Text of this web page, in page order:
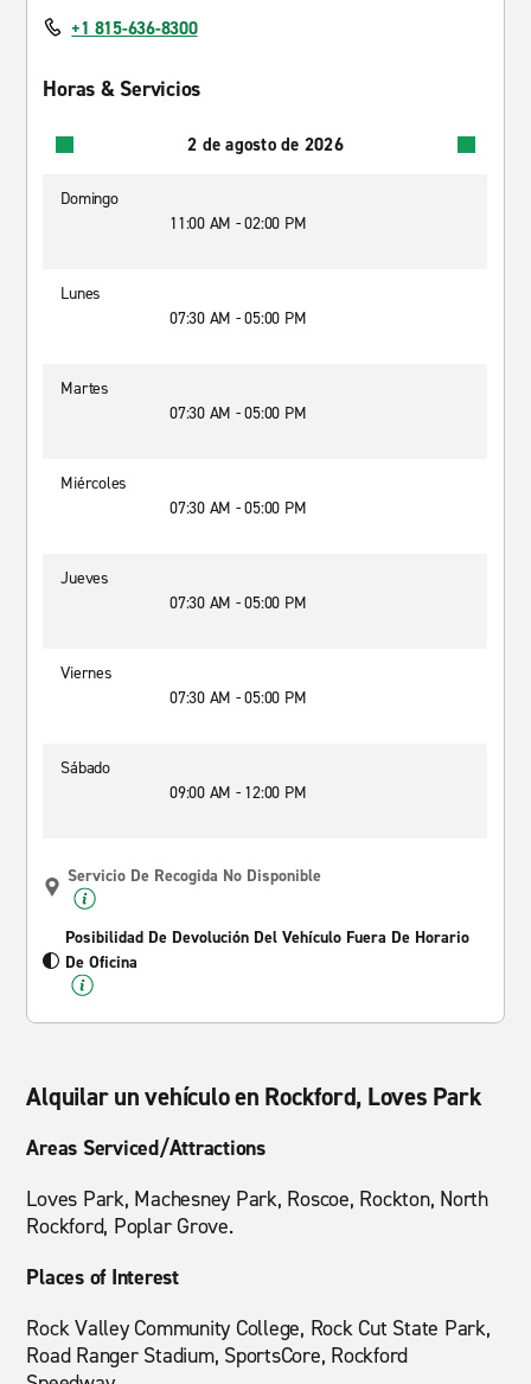
+1 815-636-8300
Horas & Servicios
2 de agosto de 2026
Domingo
11:00 AM - 02:00 PM
Lunes
07:30 AM - 05:00 PM
Martes
07:30 AM - 05:00 PM
Miércoles
07:30 AM - 05:00 PM
Jueves
07:30 AM - 05:00 PM
Viernes
07:30 AM - 05:00 PM
Sábado
09:00 AM - 12:00 PM
Servicio De Recogida No Disponible
Posibilidad De Devolución Del Vehículo Fuera De Horario
De Oficina
Alquilar un vehículo en Rockford, Loves Park
Areas Serviced/Attractions
Loves Park, Machesney Park, Roscoe, Rockton, North
Rockford, Poplar Grove.
Places of Interest
Rock Valley Community College, Rock Cut State Park,
Road Ranger Stadium, SportsCore, Rockford